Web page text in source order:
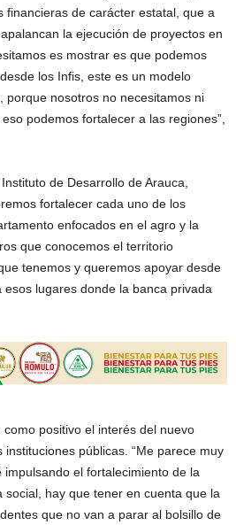
financieras de carácter estatal, que a
la ejecución de proyectos en
es mostrar es que podemos
los Infis, este es un modelo
porque nosotros no necesitamos ni
podemos fortalecer a las regiones”,
de Desarrollo de Arauca,
fortalecer cada uno de los
enfocados en el agro y la
que conocemos el territorio
tenemos y queremos apoyar desde
esos lugares donde la banca privada
positivo el interés del nuevo
públicas. “Me parece muy
impulsando el fortalecimiento de la
social, hay que tener en cuenta que la
que no van a parar al bolsillo de